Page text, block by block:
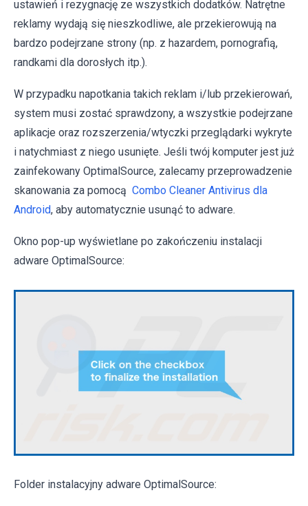
ustawień i rezygnację ze wszystkich dodatków. Natrętne
reklamy wydają się nieszkodliwe, ale przekierowują na
bardzo podejrzane strony (np. z hazardem, pornografią,
randkami dla dorosłych itp.).
W przypadku napotkania takich reklam i/lub przekierowań,
system musi zostać sprawdzony, a wszystkie podejrzane
aplikacje oraz rozszerzenia/wtyczki przeglądarki wykryte
i natychmiast z niego usunięte. Jeśli twój komputer jest już
zainfekowany OptimalSource, zalecamy przeprowadzenie
skanowania za pomocą Combo Cleaner Antivirus dla
Android, aby automatycznie usunąć to adware.
Okno pop-up wyświetlane po zakończeniu instalacji
adware OptimalSource:
Folder instalacyjny adware OptimalSource: